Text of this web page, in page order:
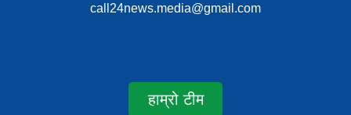
call24news.media@gmail.com
हाम्रो टीम